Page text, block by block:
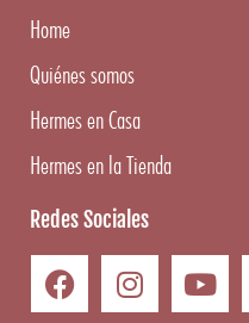
Home
Quiénes somos
Hermes en Casa
Hermes en la Tienda
Redes Sociales